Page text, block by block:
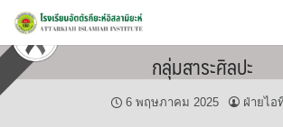
Skip
content
กลุ่มสาระศิลปะ
6 พฤษภาคม 2025 ฝ่ายไอ